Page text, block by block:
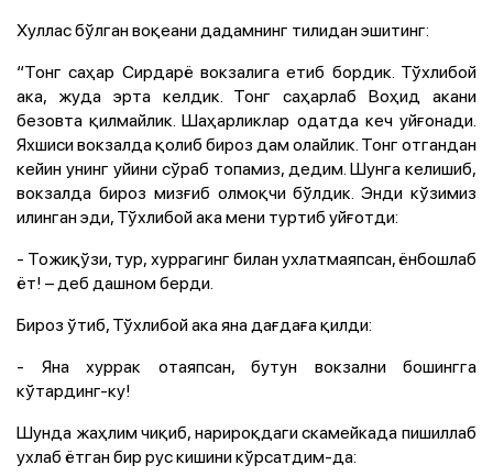
Хуллас бўлган воқеани дадамнинг тилидан эшитинг:
“Тонг саҳар Сирдарё вокзалига етиб бордик. Тўхлибой
ака, жуда эрта келдик. Тонг саҳарлаб Воҳид акани
безовта қилмайлик. Шаҳарликлар одатда кеч уйғонади.
Яхшиси вокзалда қолиб бироз дам олайлик. Тонг отгандан
кейин унинг уйини сўраб топамиз, дедим. Шунга келишиб,
вокзалда бироз мизғиб олмоқчи бўлдик. Энди кўзимиз
илинган эди, Тўхлибой ака мени туртиб уйғотди:
- Тожиқўзи, тур, хуррагинг билан ухлатмаяпсан, ёнбошлаб
ёт! – деб дашном берди.
Бироз ўтиб, Тўхлибой ака яна дағдаға қилди:
- Яна хуррак отаяпсан, бутун вокзални бошингга
кўтардинг-ку!
Шунда жаҳлим чиқиб, нарироқдаги скамейкада пишиллаб
ухлаб ётган бир рус кишини кўрсатдим-да: